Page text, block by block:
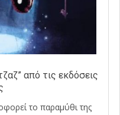
από τις εκδόσεις
το παραμύθι της